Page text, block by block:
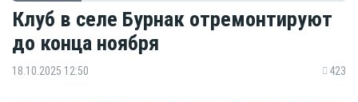
Клуб в селе Бурнак отремонтируют
до конца ноября
18.10.2025 12:50 423